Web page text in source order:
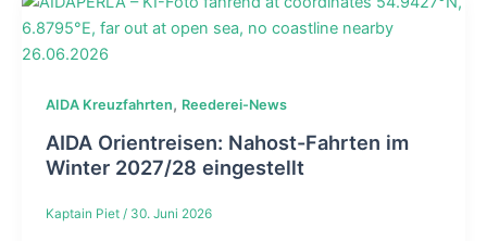
AIDA Kreuzfahrten, Reederei-News
AIDA Orientreisen: Nahost-Fahrten im
Winter 2027/28 eingestellt
Kaptain Piet / 30. Juni 2026